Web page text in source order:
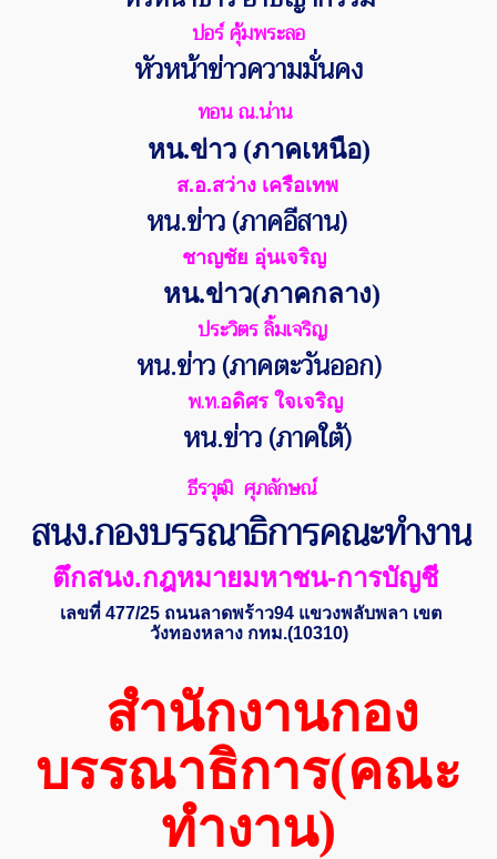
ปอร์ คุ้มพระลอ
หัวหน้าข่าวความมั่นคง
ทอน ณ.น่าน
หน.ข่าว (ภาคเหนือ)
ส.อ.สว่าง เครือเทพ
หน.ข่าว (ภาคอีสาน)
ชาญชัย อุ่นเจริญ
หน.ข่าว(ภาคกลาง)
ประวิตร ลิ้มเจริญ
หน.ข่าว (ภาคตะวันออก)
พ.ท.อดิศร ใจเจริญ
หน.ข่าว (ภาคใต้)
ธีรวุฒิ ศุภลักษณ์
สนง.กองบรรณาธิการคณะทำงาน
ตึกสนง.กฎหมายมหาชน-การบัญชี
เลขที่ 477/25 ถนนลาดพร้าว94 แขวงพลับพลา เขต
วังทองหลาง กทม.(10310)
สำนักงานกอง
บรรณาธิการ(คณะ
ทำงาน)